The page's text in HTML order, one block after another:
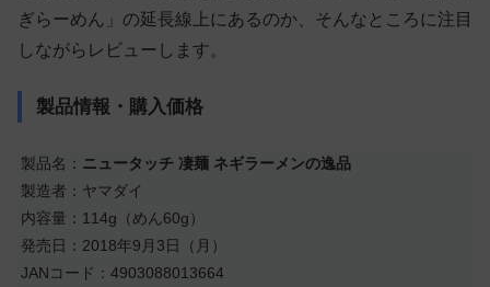
ぎらーめん」の延長線上にあるのか、そんなところに注目
しながらレビューします。
製品情報・購入価格
製品名： ニュータッチ 凄麺 ネギラーメンの逸品
製造者：ヤマダイ
内容量：114g（めん60g）
発売日：2018年9月3日（月）
JANコード：4903088013664